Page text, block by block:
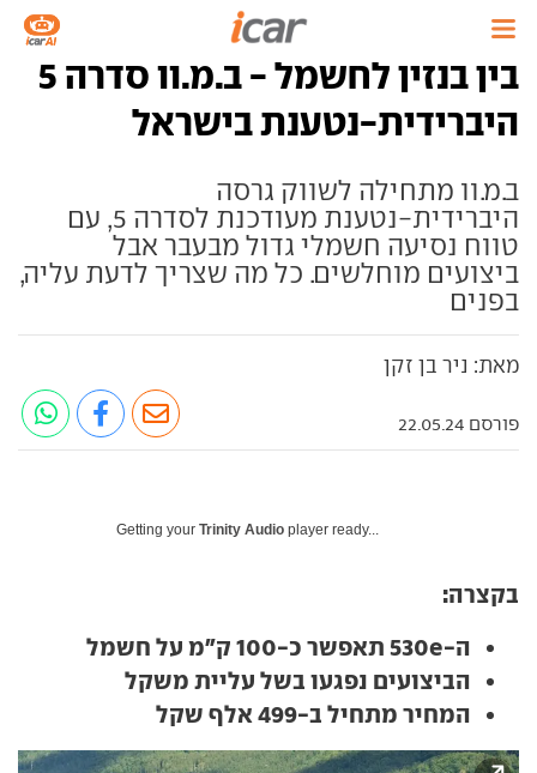
בין בנזין לחשמל - ב.מ.וו סדרה 5
היברידית-נטענת בישראל
ב.מ.וו מתחילה לשווק גרסה
היברידית-נטענת מעודכנת לסדרה 5, עם
טווח נסיעה חשמלי גדול מבעבר אבל
ביצועים מוחלשים. כל מה שצריך לדעת עליה,
בפנים
מאת: ניר בן זקן
פורסם 22.05.24
Getting your Trinity Audio player ready...
בקצרה:
ה-530e תאפשר כ-100 ק"מ על חשמל
הביצועים נפגעו בשל עליית משקל
המחיר מתחיל ב-499 אלף שקל